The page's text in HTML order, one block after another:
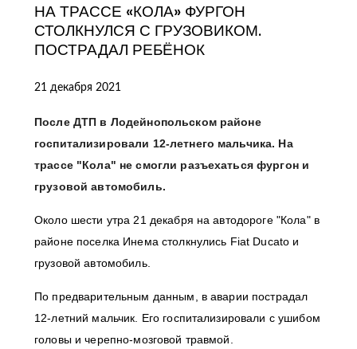
НА ТРАССЕ «КОЛА» ФУРГОН
СТОЛКНУЛСЯ С ГРУЗОВИКОМ.
ПОСТРАДАЛ РЕБЁНОК
21 декабря 2021
После ДТП в Лодейнопольском районе
госпитализировали 12-летнего мальчика. На
трассе "Кола" не смогли разъехаться фургон и
грузовой автомобиль.
Около шести утра 21 декабря на автодороге "Кола" в
районе поселка Инема столкнулись Fiat Ducato и
грузовой автомобиль.
По предварительным данным, в аварии пострадал
12-летний мальчик. Его госпитализировали с ушибом
головы и черепно-мозговой травмой.